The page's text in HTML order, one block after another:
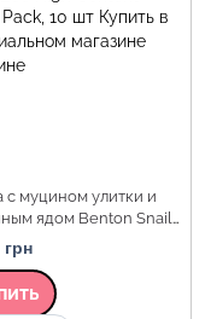
с муцином улитки и
ядом Benton Snail
Content Mask Pack,
грн